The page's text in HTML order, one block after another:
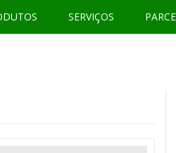
SERVIÇOS